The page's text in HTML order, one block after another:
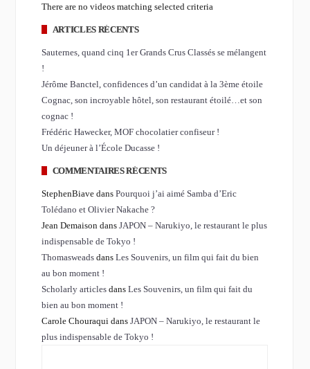
There are no videos matching selected criteria
ARTICLES RÉCENTS
Sauternes, quand cinq 1er Grands Crus Classés se mélangent
!
Jérôme Banctel, confidences d’un candidat à la 3ème étoile
Cognac, son incroyable hôtel, son restaurant étoilé…et son
cognac !
Frédéric Hawecker, MOF chocolatier confiseur !
Un déjeuner à l’École Ducasse !
COMMENTAIRES RÉCENTS
StephenBiave dans Pourquoi j’ai aimé Samba d’Eric
Tolédano et Olivier Nakache ?
Jean Demaison dans JAPON – Narukiyo, le restaurant le plus
indispensable de Tokyo !
Thomasweadsdans Les Souvenirs, un film qui fait du bien
au bon moment !
Scholarly articlesdans Les Souvenirs, un film qui fait du
bien au bon moment !
Carole Chouraqui dans JAPON – Narukiyo, le restaurant le
plus indispensable de Tokyo !